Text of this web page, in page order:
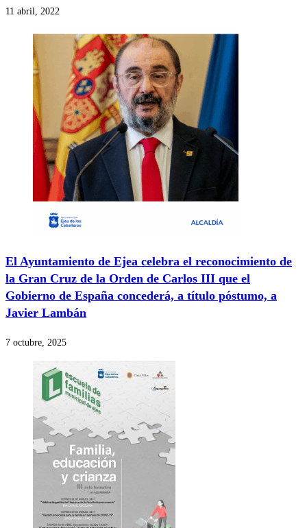
11 abril, 2022
El Ayuntamiento de Ejea celebra el reconocimiento de
la Gran Cruz de la Orden de Carlos III que el
Gobierno de España concederá, a título póstumo, a
Javier Lambán
7 octubre, 2025